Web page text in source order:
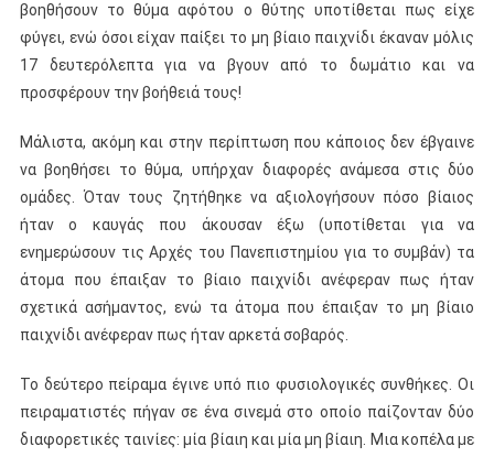
βοηθήσουν το θύμα αφότου ο θύτης υποτίθεται πως είχε
φύγει, ενώ όσοι είχαν παίξει το μη βίαιο παιχνίδι έκαναν μόλις
17 δευτερόλεπτα για να βγουν από το δωμάτιο και να
προσφέρουν την βοήθειά τους!
Μάλιστα, ακόμη και στην περίπτωση που κάποιος δεν έβγαινε
να βοηθήσει το θύμα, υπήρχαν διαφορές ανάμεσα στις δύο
ομάδες. Όταν τους ζητήθηκε να αξιολογήσουν πόσο βίαιος
ήταν ο καυγάς που άκουσαν έξω (υποτίθεται για να
ενημερώσουν τις Αρχές του Πανεπιστημίου για το συμβάν) τα
άτομα που έπαιξαν το βίαιο παιχνίδι ανέφεραν πως ήταν
σχετικά ασήμαντος, ενώ τα άτομα που έπαιξαν το μη βίαιο
παιχνίδι ανέφεραν πως ήταν αρκετά σοβαρός.
Το δεύτερο πείραμα έγινε υπό πιο φυσιολογικές συνθήκες. Οι
πειραματιστές πήγαν σε ένα σινεμά στο οποίο παίζονταν δύο
διαφορετικές ταινίες: μία βίαιη και μία μη βίαιη. Μια κοπέλα με